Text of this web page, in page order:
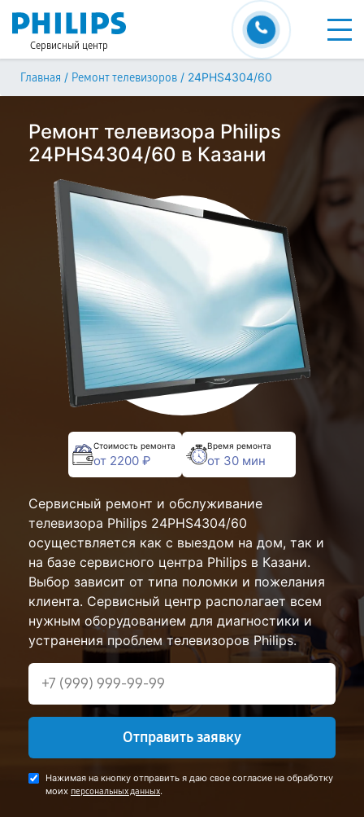
Сервисный центр
Главная / Ремонт телевизоров / 24PHS4304/60
Ремонт телевизора Philips
24PHS4304/60 в Казани
Стоимость ремонта
от 2200 ₽
Время ремонта
от 30 мин
Сервисный ремонт и обслуживание
телевизора Philips 24PHS4304/60
осуществляется как с выездом на дом, так и
на базе сервисного центра Philips в Казани.
Выбор зависит от типа поломки и пожелания
клиента. Сервисный центр располагает всем
нужным оборудованием для диагностики и
устранения проблем телевизоров Philips.
Отправить заявку
Нажимая на кнопку отправить я даю свое согласие на обработку
моих персональных данных.